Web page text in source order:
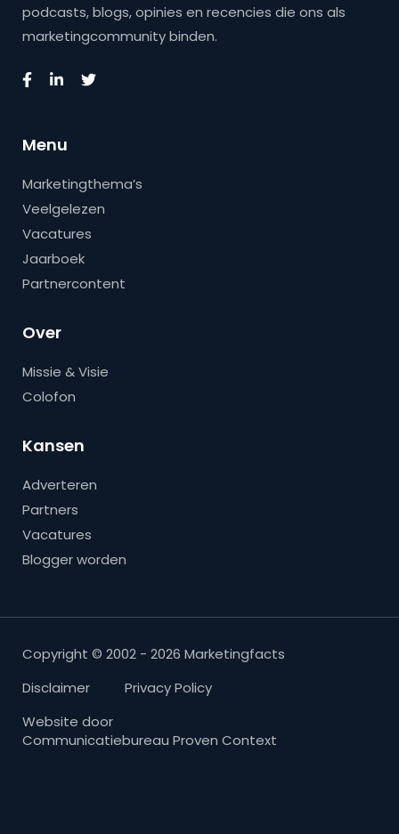
podcasts, blogs, opinies en recencies die ons als
marketingcommunity binden.
Menu
Marketingthema’s
Veelgelezen
Vacatures
Jaarboek
Partnercontent
Over
Missie & Visie
Colofon
Kansen
Adverteren
Partners
Vacatures
Blogger worden
Copyright © 2002 - 2026 Marketingfacts
Disclaimer
Privacy Policy
Website door
Communicatiebureau Proven Context